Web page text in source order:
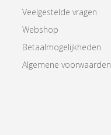
Veelgestelde vragen
Webshop
Betaalmogelijkheden
Algemene voorwaarden